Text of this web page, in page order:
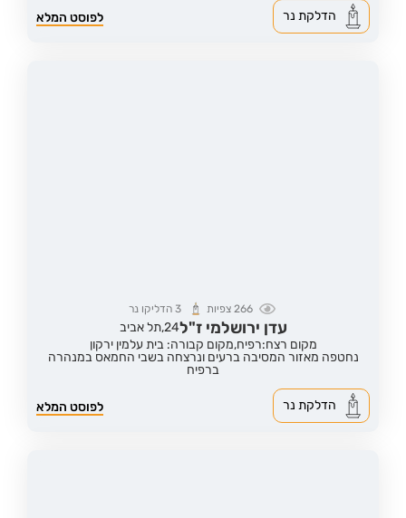
לפוסט המלא הדלקת נר
266 צפיות 3הדליקו נר
עדן ירושלמי ז"ל24,תל אביב
מקום רצח:רפיח,מקום קבורה: בית עלמין ירקון
נחטפה מאזור המסיבה ברעים ונרצחה בשבי החמאס במנהרה
ברפיח
לפוסט המלא הדלקת נר